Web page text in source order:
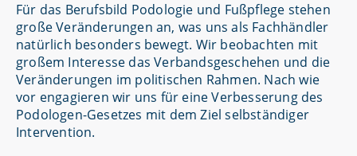
Für das Berufsbild Podologie und Fußpflege stehen
große Veränderungen an, was uns als Fachhändler
natürlich besonders bewegt. Wir beobachten mit
großem Interesse das Verbandsgeschehen und die
Veränderungen im politischen Rahmen. Nach wie
vor engagieren wir uns für eine Verbesserung des
Podologen-Gesetzes mit dem Ziel selbständiger
Intervention.